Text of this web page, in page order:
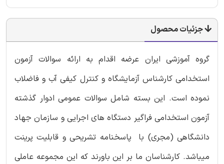
جزئیات محصول
گروه آموزشی ایران عرضه اقدام به ارائه سوالات آزمون
استخدامی کارشناس آزمایشگاه و کنترل کیفی آب و فاضلاب
نموده است. این بسته شامل سوالات عمومی ادوار گذشته
آزمون استخدامی فراگیر دستگاه های اجرایی و سازمان جهاد
دانشگاهی (مجری) با پاسخنامه تشریحی و قابلیت پرینت
میباشد. کارشناسان ما بر این باورند که این مجموعه عاملی